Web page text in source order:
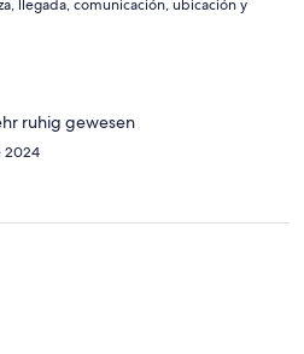
llegada, comunicación, ubicación y
ruhig gewesen
2024